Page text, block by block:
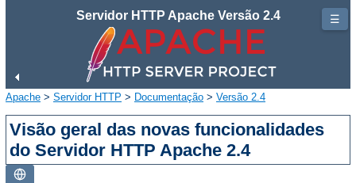
Servidor HTTP Apache Versão 2.4
Apache > Servidor HTTP > Documentação > Versão 2.4
Visão geral das novas funcionalidades
do Servidor HTTP Apache 2.4
☰